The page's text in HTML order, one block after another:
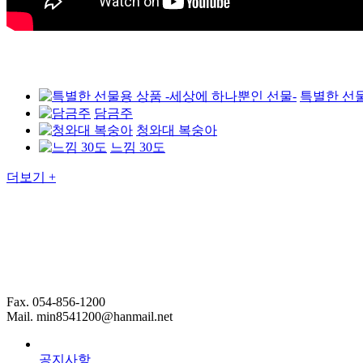
특별한 선
담금주
청와대 복숭아
느낌 30도
더보기 +
Fax. 054-856-1200
Mail. min8541200@hanmail.net
공지사항